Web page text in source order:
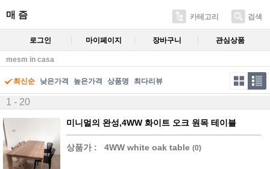
매 즘 카테고리 검색
로그인 마이페이지 장바구니 관심상품
mesm in casa
최신순 낮은가격 높은가격 상품명 최다리뷰
1 - 20
미니멀의 완성,4WW 화이트 오크 원목 테이블
상품가 : 4WW white oak table (0)